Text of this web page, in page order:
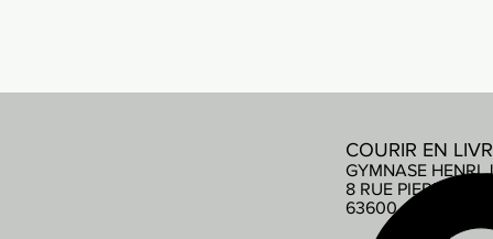
COURIR EN
GYMNASE HENRI
8 RUE PIERRE DE
63600 AMBERT